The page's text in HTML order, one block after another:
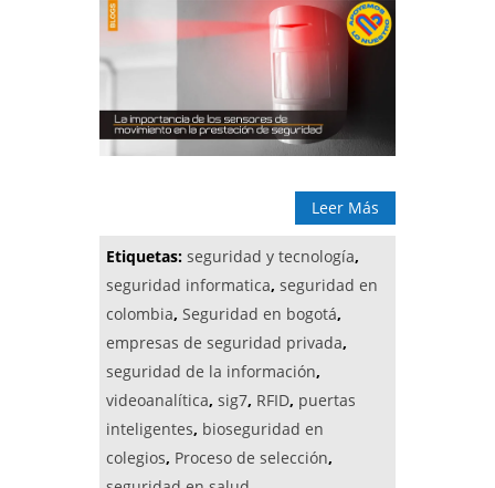
Leer Más
Etiquetas: seguridad y tecnología,
seguridad informatica, seguridad en
colombia, Seguridad en bogotá,
empresas de seguridad privada,
seguridad de la información,
videoanalítica, sig7, RFID, puertas
inteligentes, bioseguridad en
colegios, Proceso de selección,